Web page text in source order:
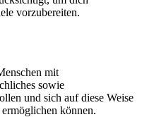
vorzubereiten.
mit
sowie
und sich auf diese Weise
können.